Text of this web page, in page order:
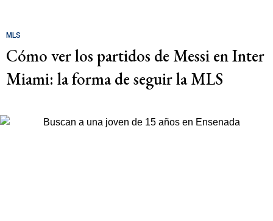
MLS
Cómo ver los partidos de Messi en Inter
Miami: la forma de seguir la MLS